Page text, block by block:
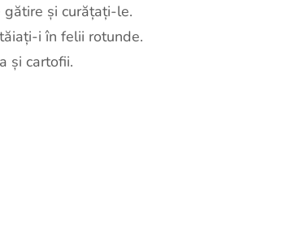
și curățați-le.
i în felii rotunde.
și cartofii.